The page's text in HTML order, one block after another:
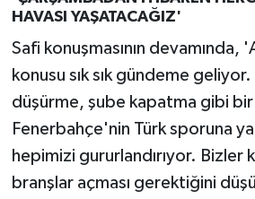
HAVASI YAŞATACAĞIZ'
Safi konuşmasının
konusu sık sık gündeme
düşürme, şube kapatma gibi
Fenerbahçe'nin Türk sporuna
hepimizi gururlandırıyor. Bizler
branşlar açması gerektiğini